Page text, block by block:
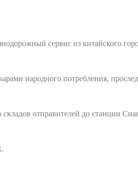
сервис из китайского
народного потребления,
отправителей до станции